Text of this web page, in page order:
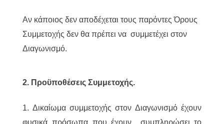
Αν κάποιος δεν αποδέχεται τους παρόντες Όρους
Συμμετοχής δεν θα πρέπει να συμμετέχει στον
Διαγωνισμό.
2. Προϋποθέσεις Συμμετοχής.
1. Δικαίωμα συμμετοχής στον Διαγωνισμό έχουν
φυσικά πρόσωπα που έχουν συμπληρώσει το